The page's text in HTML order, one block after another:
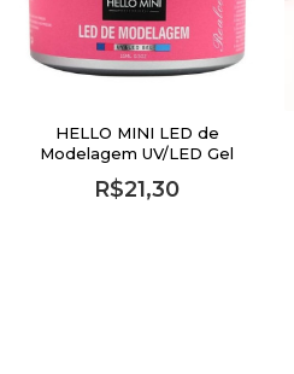
HELLO MINI LED de
Modelagem UV/LED Gel
Realce Pink 09 15ml
R$21,30